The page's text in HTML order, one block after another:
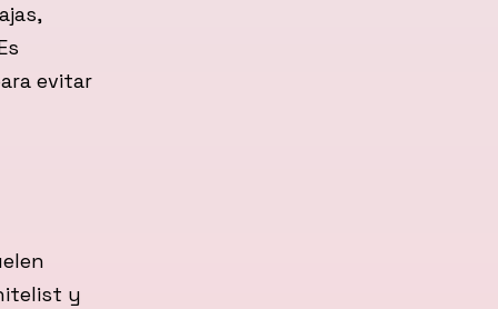
evitar
y